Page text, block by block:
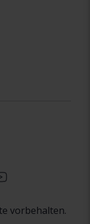
vorbehalten.